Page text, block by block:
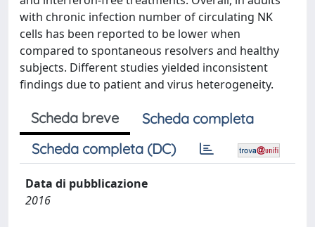
with chronic infection number of circulating NK
cells has been reported to be lower when
compared to spontaneous resolvers and healthy
subjects. Different studies yielded inconsistent
findings due to patient and virus heterogeneity.
Scheda breve
Scheda completa
Scheda completa (DC)
Data di pubblicazione
2016